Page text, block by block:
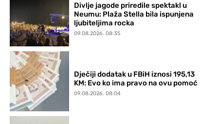
Divlje jagode priredile spektakl u
Neumu: Plaža Stella bila ispunjena
ljubiteljima rocka
09.08.2026. 08:35
Dječiji dodatak u FBiH iznosi 195,13
KM: Evo ko ima pravo na ovu pomoć
09.08.2026. 08:04